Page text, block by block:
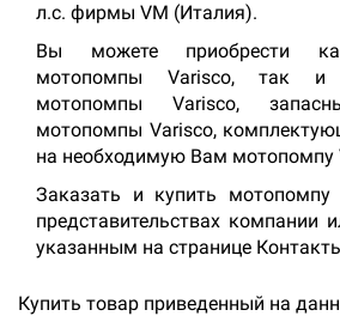
л.с. фирмы VM (Италия).
Вы можете приобрести
мотопомпы Varisco, так и
мотопомпы Varisco,
мотопомпы Varisco,
на необходимую Вам мотопомпу
Заказать и купить
представительствах компании
указанным на странице
Купить товар приведенный на